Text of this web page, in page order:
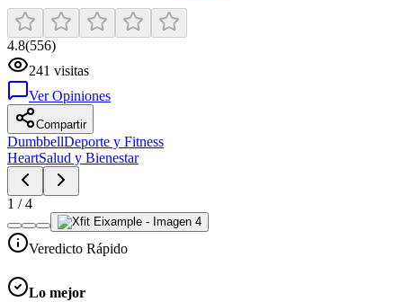
4.8(556)
241 visitas
Ver Opiniones
Compartir
DumbbellDeporte y Fitness
HeartSalud y Bienestar
1 /4
Veredicto Rápido
Lo mejor